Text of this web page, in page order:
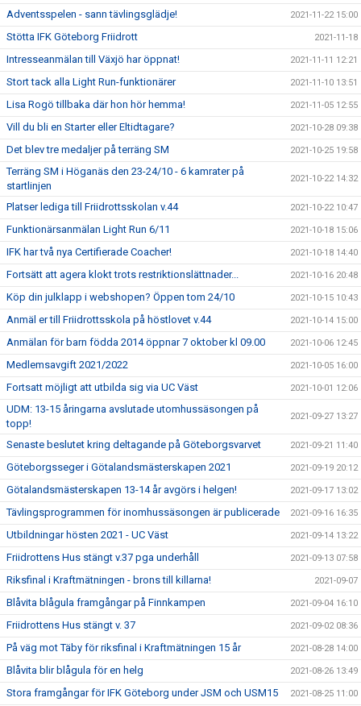
Adventsspelen - sann tävlingsglädje! 2021-11-22 15:00
Stötta IFK Göteborg Friidrott 2021-11-18
Intresseanmälan till Växjö har öppnat! 2021-11-11 12:21
Stort tack alla Light Run-funktionärer 2021-11-10 13:51
Lisa Rogö tillbaka där hon hör hemma! 2021-11-05 12:55
Vill du bli en Starter eller Eltidtagare? 2021-10-28 09:38
Det blev tre medaljer på terräng SM 2021-10-25 19:58
Terräng SM i Höganäs den 23-24/10 - 6 kamrater på
startlinjen
2021-10-22 14:32
Platser lediga till Friidrottsskolan v.44 2021-10-22 10:47
Funktionärsanmälan Light Run 6/11 2021-10-18 15:06
IFK har två nya Certifierade Coacher! 2021-10-18 14:40
Fortsätt att agera klokt trots restriktionslättnader... 2021-10-16 20:48
Köp din julklapp i webshopen? Öppen tom 24/10 2021-10-15 10:43
Anmäl er till Friidrottsskola på höstlovet v.44 2021-10-14 15:00
Anmälan för barn födda 2014 öppnar 7 oktober kl 09.00 2021-10-06 12:45
Medlemsavgift 2021/2022 2021-10-05 16:00
Fortsatt möjligt att utbilda sig via UC Väst 2021-10-01 12:06
UDM: 13-15 åringarna avslutade utomhussäsongen på
topp!
2021-09-27 13:27
Senaste beslutet kring deltagande på Göteborgsvarvet 2021-09-21 11:40
Göteborgsseger i Götalandsmästerskapen 2021 2021-09-19 20:12
Götalandsmästerskapen 13-14 år avgörs i helgen! 2021-09-17 13:02
Tävlingsprogrammen för inomhussäsongen är publicerade 2021-09-16 16:35
Utbildningar hösten 2021 - UC Väst 2021-09-14 13:22
Friidrottens Hus stängt v.37 pga underhåll 2021-09-13 07:58
Riksfinal i Kraftmätningen - brons till killarna! 2021-09-07
Blåvita blågula framgångar på Finnkampen 2021-09-04 16:10
Friidrottens Hus stängt v. 37 2021-09-02 08:36
På väg mot Täby för riksfinal i Kraftmätningen 15 år 2021-08-28 14:00
Blåvita blir blågula för en helg 2021-08-26 13:49
Stora framgångar för IFK Göteborg under JSM och USM15 2021-08-25 11:00